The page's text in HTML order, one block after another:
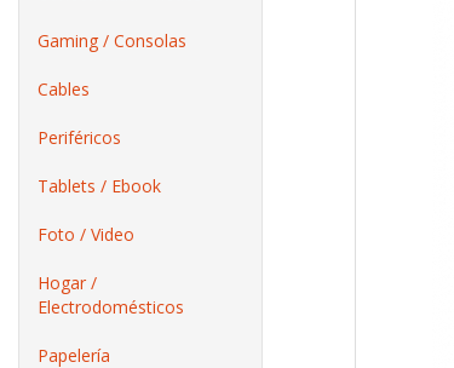
Gaming / Consolas
Cables
Periféricos
Tablets / Ebook
Foto / Video
Hogar /
Electrodomésticos
Papelería